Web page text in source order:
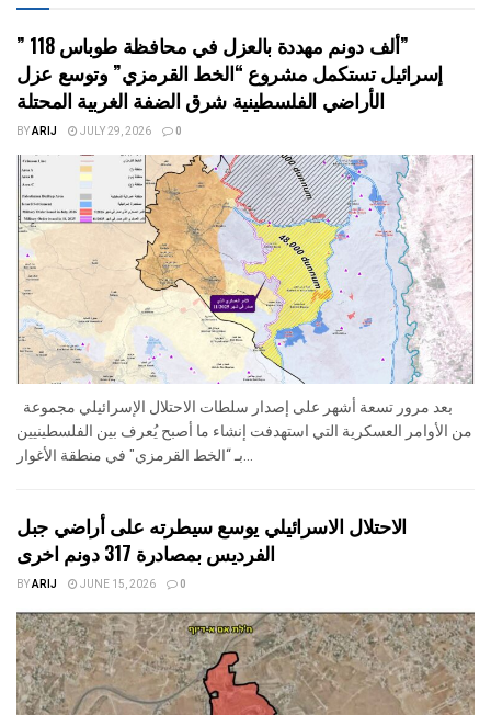
” 118 ألف دونم مهددة بالعزل في محافظة طوباس”
إسرائيل تستكمل مشروع “الخط القرمزي” وتوسع عزل
الأراضي الفلسطينية شرق الضفة الغربية المحتلة
BYARIJ JULY 29, 2026 0
من الأوامر العسكرية التي استهدفت إنشاء ما أصبح يُعرف بين الفلسطينيين
بـ “الخط القرمزي" في منطقة الأغوار...
الاحتلال الاسرائيلي يوسع سيطرته على أراضي جبل
الفرديس بمصادرة 317 دونم اخرى
BYARIJ JUNE 15, 2026 0